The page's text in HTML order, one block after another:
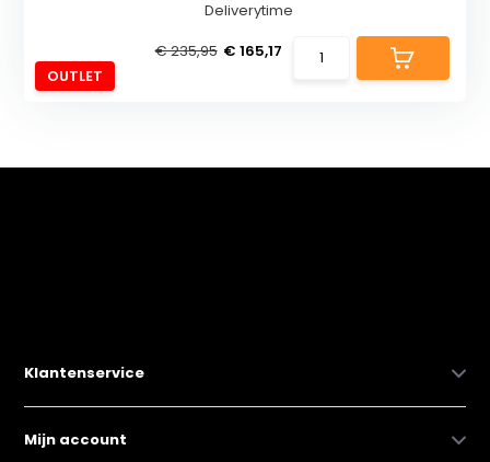
OUTLET
Deliverytime
€ 235,95 € 165,17
Klantenservice
Mijn account